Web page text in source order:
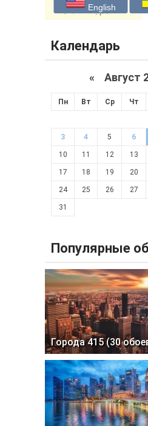
English
Календарь
« Август
Пн Вт Ср Чт
3 4 5 6
10 11 12 13
17 18 19 20
24 25 26 27
31
Популярные
Города 415 (30